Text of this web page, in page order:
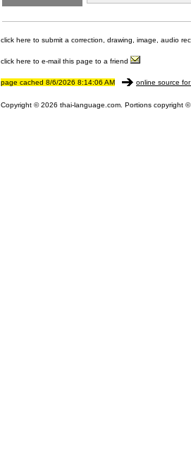
click here to submit a correction, drawing, image, audio
click here to e-mail this page to a friend
page cached 8/6/2026 8:14:06 AM online source
Copyright © 2026 thai-language.com. Portions copyright